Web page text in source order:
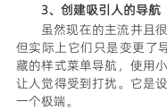
3、创建吸引人的导航
虽然现在的主流并且
但实际上它们只是变更了
藏的样式菜单导航，使用
让人觉得受到打扰。它是
一个极端。